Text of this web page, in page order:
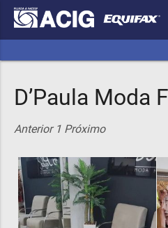
D’Paula Moda
Anterior 1 Próximo